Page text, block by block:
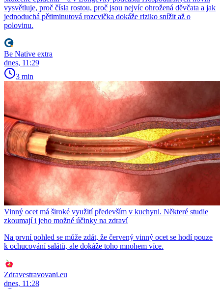
vysvětluje, proč čísla rostou, proč jsou nejvíc ohrožená děvčata a jak
jednoduchá pětiminutová rozcvička dokáže riziko snížit až o
polovinu.
Be Native extra
dnes, 11:29
3 min
Vinný ocet má široké využití především v kuchyni. Některé studie
zkoumají i jeho možné účinky na zdraví
Na první pohled se může zdát, že červený vinný ocet se hodí pouze
k ochucování salátů, ale dokáže toho mnohem více.
Zdravestravovani.eu
dnes, 11:28